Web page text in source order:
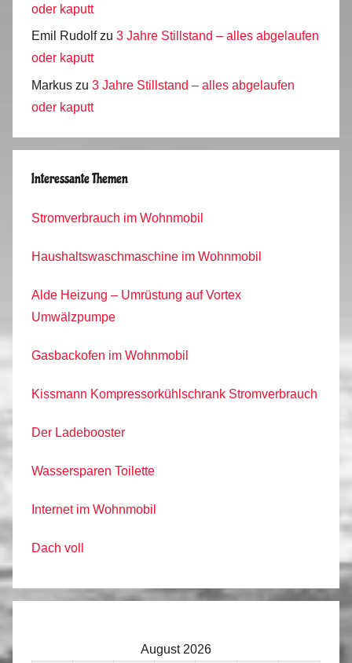
oder kaputt
Emil Rudolfzu 3 Jahre Stillstand – alles abgelaufen
oder kaputt
Markus zu 3 Jahre Stillstand – alles abgelaufen
oder kaputt
Interessante Themen
Stromverbrauch im Wohnmobil
Haushaltswaschmaschine im Wohnmobil
Alde Heizung – Umrüstung auf Vortex
Umwälzpumpe
Gasbackofen im Wohnmobil
Kissmann Kompressorkühlschrank Stromverbrauch
Der Ladebooster
Wassersparen Toilette
Internet im Wohnmobil
Dach voll
August 2026